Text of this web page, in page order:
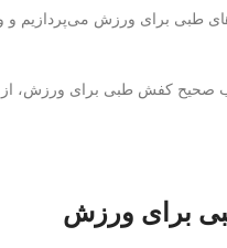
طبی برای ورزش می‌پردازیم
صحیح کفش طبی برای ورزش،
برای ورزش